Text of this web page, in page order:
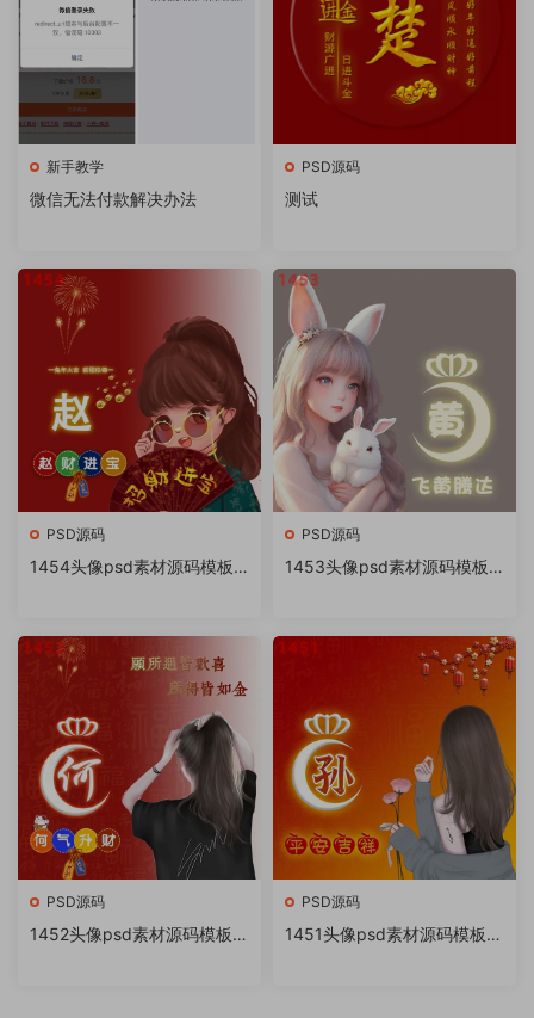
新手教学
微信无法付款解决办法
PSD源码
测试
PSD源码
1454头像psd素材源码模板
作教程软件
PSD源码
1453头像psd素材源码模板
作教程软件
PSD源码
1452头像psd素材源码模板源
PSD源码
1451头像psd素材源码模板源